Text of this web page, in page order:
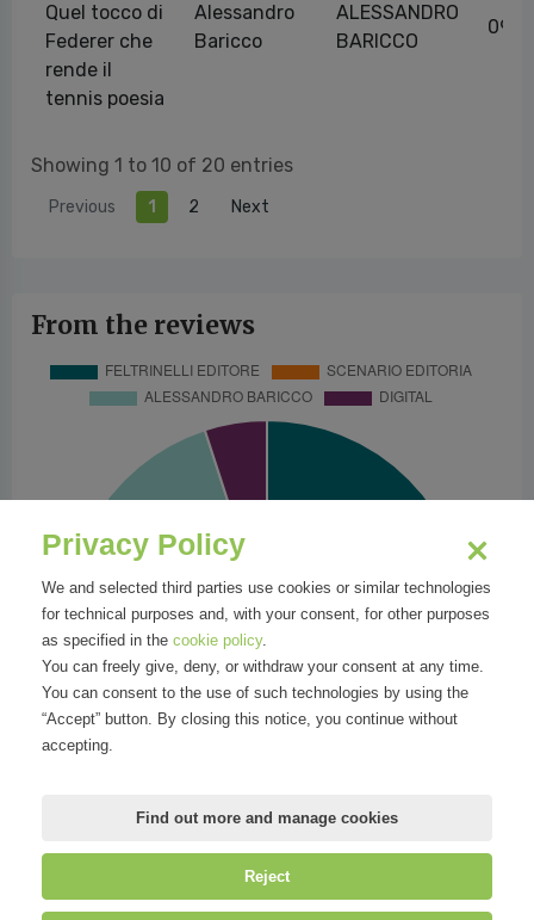
Quel tocco di
Federer che
rende il
tennis poesia
Alessandro
Baricco
ALESSANDRO
BARICCO
09/
Showing 1 to 10 of 20 entries
Previous 1 2 Next
From the reviews
Privacy Policy
We and selected third parties use cookies or similar technologies
for technical purposes and, with your consent, for other purposes
as specified in the cookie policy.
You can freely give, deny, or withdraw your consent at any time.
You can consent to the use of such technologies by using the
“Accept” button. By closing this notice, you continue without
accepting.
Find out more and manage cookies
Reject